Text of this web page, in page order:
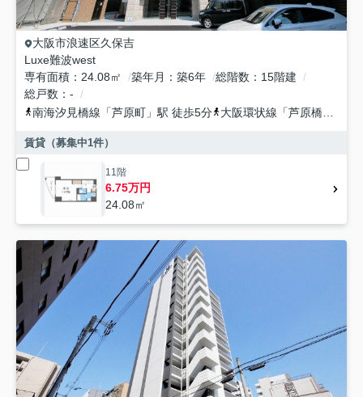
大阪市浪速区久保吉
Luxe難波west
専有面積
24.08㎡ 築年月 築6年 総階数
15階建
総戸数
-
南海汐見橋線 「芦原町 」駅 徒歩5分 大阪環状線 「芦原橋」駅
賃貸（募集中1件）
11階
6.75万円
24.08㎡